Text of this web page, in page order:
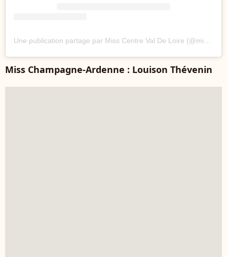
Une publication partage par Miss Centre Val De Loire (@misscentrevaldeloireofficiel)
Miss Champagne-Ardenne : Louison Thévenin